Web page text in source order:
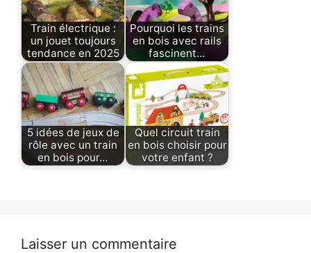
Train électrique :
un jouet toujours
tendance en 2025
Pourquoi les trains
en bois avec rails
fascinent…
5 idées de jeux de
rôle avec un train
en bois pour…
Quel circuit train
en bois choisir pour
votre enfant ?
Laisser un commentaire